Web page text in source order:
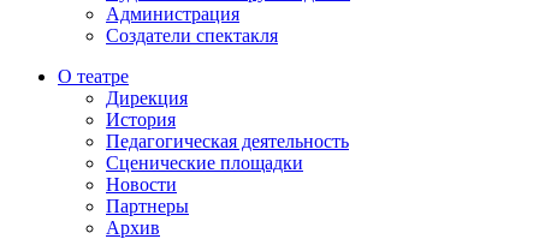
Администрация
Создатели спектакля
О театре
Дирекция
История
Педагогическая деятельность
Сценические площадки
Новости
Партнеры
Архив